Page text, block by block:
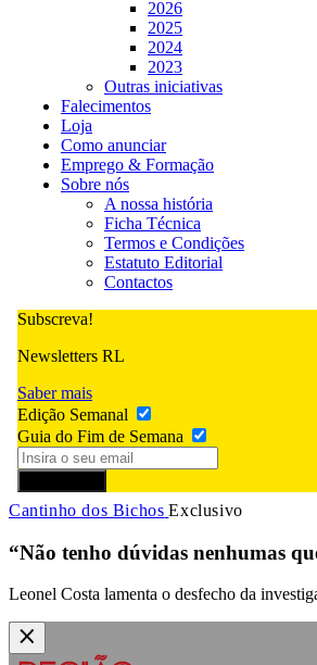
2026
2025
2024
2023
Outras iniciativas
Falecimentos
Loja
Como anunciar
Emprego & Formação
Sobre nós
A nossa história
Ficha Técnica
Termos e Condições
Estatuto Editorial
Contactos
Subscreva!
Newsletters RL
Saber mais
Edição Semanal
Guia do Fim de Semana
Cantinho dos Bichos Exclusivo
“Não tenho dúvidas nenhumas
Leonel Costa lamenta o desfecho da